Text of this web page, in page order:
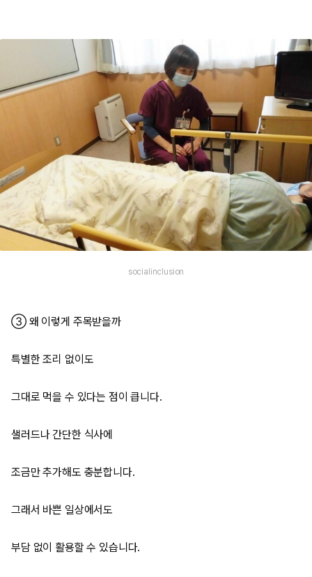
socialinclusion
③ 왜 이렇게 주목받을까
특별한 조리 없이도
그대로 먹을 수 있다는 점이 큽니다.
샐러드나 간단한 식사에
조금만 추가해도 충분합니다.
그래서 바쁜 일상에서도
부담 없이 활용할 수 있습니다.